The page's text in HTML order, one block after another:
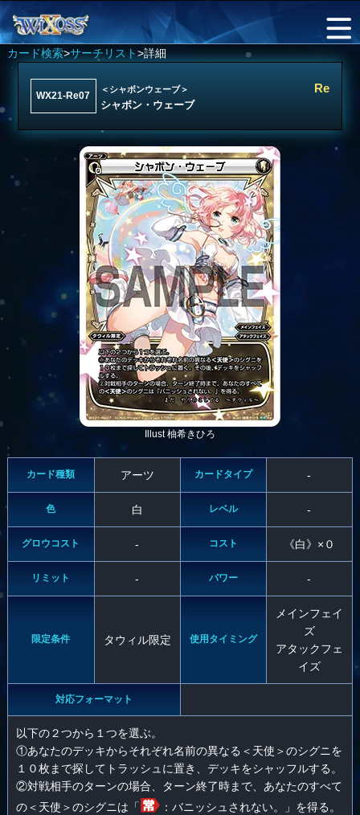
カード検索>サーチリスト>詳細
WX21-Re07
＜シャボンウェーブ＞
シャボン・ウェーブ
Re
Illust 柚希きひろ
カード種類 アーツ カードタイプ -
色 白 レベル -
グロウコスト - コスト 《白》×０
リミット - パワー -
限定条件 タウィル限定 使用タイミング
メインフェイ
ズ
アタックフェ
イズ
対応フォーマット
以下の２つから１つを選ぶ。
①あなたのデッキからそれぞれ名前の異なる＜天使＞のシグニを
１０枚まで探してトラッシュに置き、デッキをシャッフルする。
②対戦相手のターンの場合、ターン終了時まで、あなたのすべて
の＜天使＞のシグニは「
：バニッシュされない。」を得る。